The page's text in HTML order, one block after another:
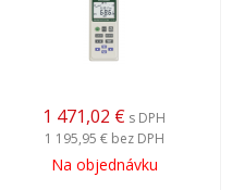
1 471,02 € s DPH
1 195,95 € bez DPH
Na objednávku